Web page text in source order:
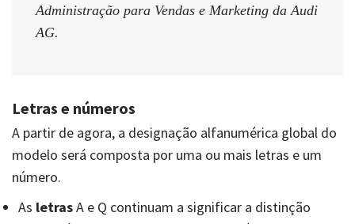
Administração para Vendas e Marketing da Audi
AG.
Letras e números
A partir de agora, a designação alfanumérica global do
modelo será composta por uma ou mais letras e um
número.
As letrasA e Q continuam a significar a distinção